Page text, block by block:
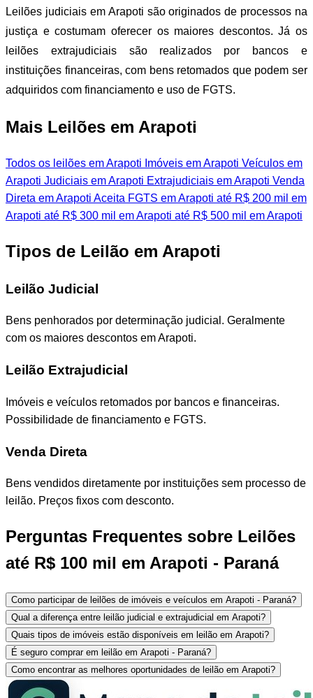
Leilões judiciais em Arapoti são originados de processos na
justiça e costumam oferecer os maiores descontos. Já os
leilões extrajudiciais são realizados por bancos e
instituições financeiras, com bens retomados que podem ser
adquiridos com financiamento e uso de FGTS.
Mais Leilões em Arapoti
Todos os leilões em Arapoti Imóveis em Arapoti Veículos em
Arapoti Judiciais em Arapoti Extrajudiciais em Arapoti Venda
Direta em Arapoti Aceita FGTS em Arapoti até R$ 200 mil em
Arapoti até R$ 300 mil em Arapoti até R$ 500 mil em Arapoti
Tipos de Leilão em Arapoti
Leilão Judicial
Bens penhorados por determinação judicial. Geralmente
com os maiores descontos em Arapoti.
Leilão Extrajudicial
Imóveis e veículos retomados por bancos e financeiras.
Possibilidade de financiamento e FGTS.
Venda Direta
Bens vendidos diretamente por instituições sem processo de
leilão. Preços fixos com desconto.
Perguntas Frequentes sobre Leilões
até R$ 100 mil em Arapoti - Paraná
Como participar de leilões de imóveis e veículos em Arapoti - Paraná?
Qual a diferença entre leilão judicial e extrajudicial em Arapoti?
Quais tipos de imóveis estão disponíveis em leilão em Arapoti?
É seguro comprar em leilão em Arapoti - Paraná?
Como encontrar as melhores oportunidades de leilão em Arapoti?